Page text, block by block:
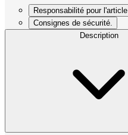
Responsabilité pour l'article
Consignes de sécurité.
Description